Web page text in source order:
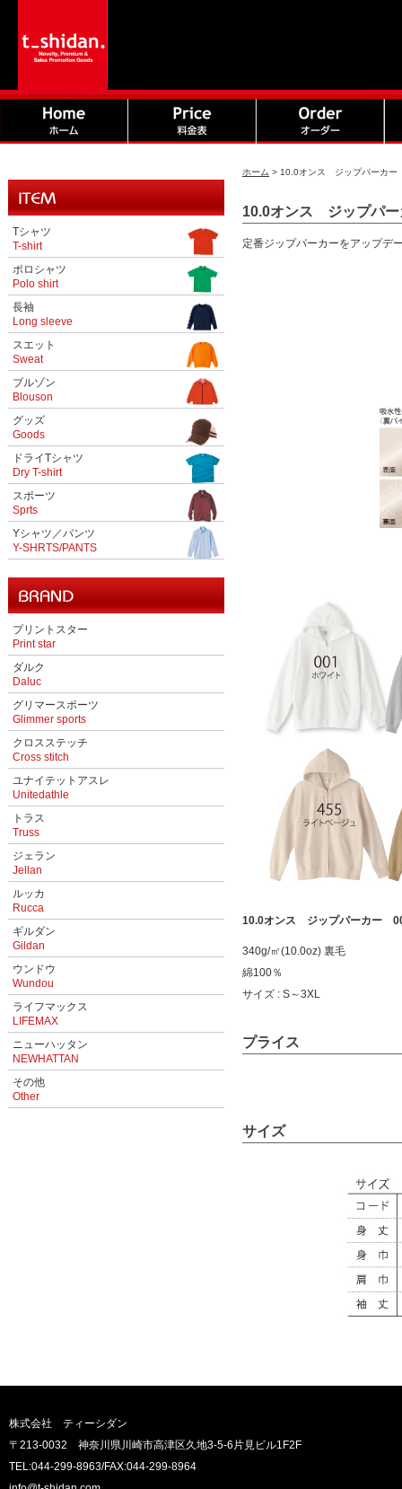
Tシャツ
T-shirt
ポロシャツ
Polo shirt
長袖
Long sleeve
スエット
Sweat
ブルゾン
Blouson
グッズ
Goods
ドライTシャツ
Dry T-shirt
スポーツ
Sprts
Yシャツ／パンツ
Y-SHRTS/PANTS
プリントスター
Print star
ダルク
Daluc
グリマースポーツ
Glimmer sports
クロスステッチ
Cross stitch
ユナイテットアスレ
Unitedathle
トラス
Truss
ジェラン
Jellan
ルッカ
Rucca
ギルダン
Gildan
ウンドウ
Wundou
ライフマックス
LIFEMAX
ニューハッタン
NEWHATTAN
その他
Other
ホーム > 10.0オンス ジップパーカ
10.0オンス ジップパ
定番ジップパーカーをアップデ
10.0オンス ジップパーカー
340g/㎡(10.0oz) 裏毛
綿100％
サイズ : S～3XL
プライス
サイズ
株式会社 ティーシダン
〒213-0032 神奈川県川崎市高津区久地3-5-6片見ビル1F2F
TEL:044-299-8963/FAX:044-299-8964